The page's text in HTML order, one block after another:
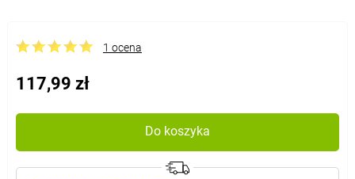
1 ocena
117,99 zł
Do koszyka